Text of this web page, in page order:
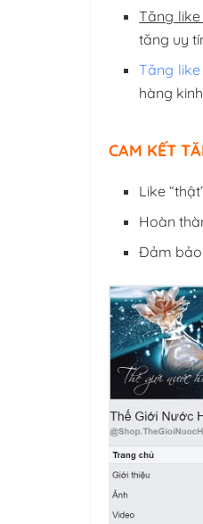
Tăng
tăng uy
Tăng
hàng
CAM KẾT
Like
Hoàn
Đảm bảo